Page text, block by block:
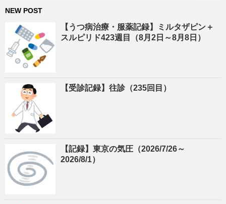
NEW POST
【うつ病治療・服薬記録】ミルタザピン＋
スルピリド423週目（8月2日～8月8日）
【受診記録】往診（235回目）
【記録】東京の気圧（2026/7/26～
2026/8/1）